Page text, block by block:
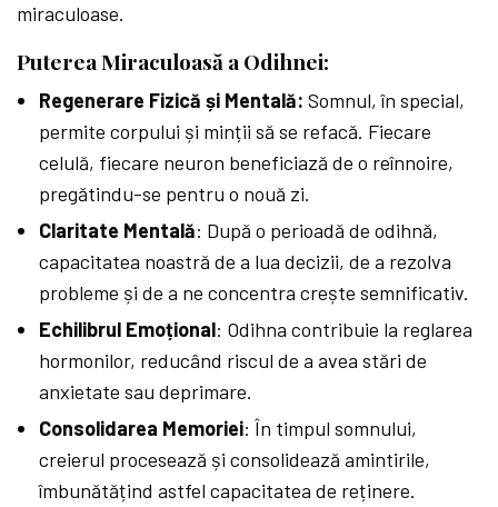
miraculoase.
Puterea Miraculoasă a Odihnei:
Regenerare Fizică și Mentală: Somnul, în special,
permite corpului și minții să se refacă. Fiecare
celulă, fiecare neuron beneficiază de o reînnoire,
pregătindu-se pentru o nouă zi.
Claritate Mentală: După o perioadă de odihnă,
capacitatea noastră de a lua decizii, de a rezolva
probleme și de a ne concentra crește semnificativ.
Echilibrul Emoțional: Odihna contribuie la reglarea
hormonilor, reducând riscul de a avea stări de
anxietate sau deprimare.
Consolidarea Memoriei: În timpul somnului,
creierul procesează și consolidează amintirile,
îmbunătățind astfel capacitatea de reținere.